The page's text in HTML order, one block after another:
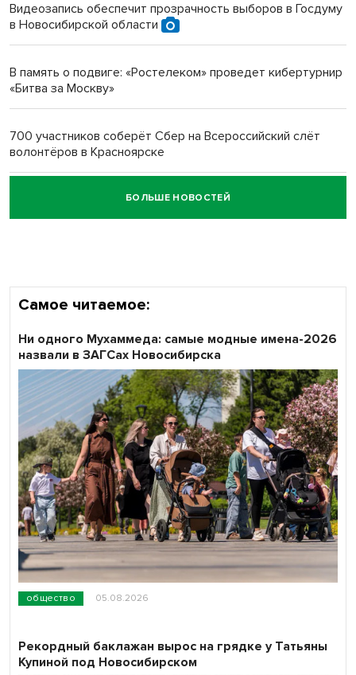
Новосибирский преподаватель с женой вошли в топ-16
Видеозапись обеспечит прозрачность выборов в Госдуму
в Новосибирской области
В память о подвиге: «Ростелеком» проведет кибертурнир
«Битва за Москву»
700 участников соберёт Сбер на Всероссийский слёт
волонтёров в Красноярске
Честный выбор: видеонаблюдение обеспечит
объективность результатов ЕДГ в Новосибирской
БОЛЬШЕ НОВОСТЕЙ
Самое читаемое:
общество 05.08.2026
Ни одного Мухаммеда: самые модные имена-2026
назвали в ЗАГСах Новосибирска
Рекордный баклажан вырос на грядке у Татьяны
Купиной под Новосибирском